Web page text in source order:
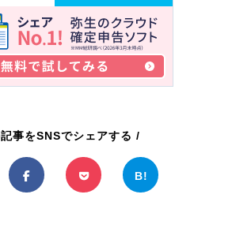
事をSNSでシェアする /